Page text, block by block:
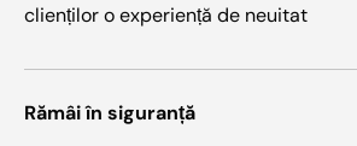
clienților o experiență de neuitat
Rămâi în siguranță